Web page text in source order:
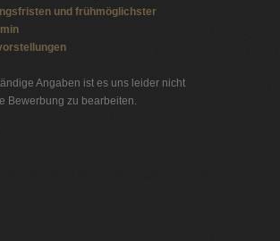
und frühmöglichster
Angaben ist es uns leider nicht
Bewerbung zu bearbeiten.